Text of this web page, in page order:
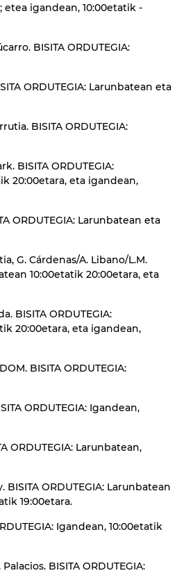
etea igandean, 10:00etatik -
BISITA ORDUTEGIA:
ORDUTEGIA: Larunbatean eta
BISITA ORDUTEGIA:
BISITA ORDUTEGIA:
20:00etara, eta igandean,
ORDUTEGIA: Larunbatean eta
G. Cárdenas/A. Libano/L.M.
10:00etatik 20:00etara, eta
BISITA ORDUTEGIA:
20:00etara, eta igandean,
BISITA ORDUTEGIA:
ORDUTEGIA: Igandean,
ORDUTEGIA: Larunbatean,
BISITA ORDUTEGIA: Larunbatean
19:00etara.
Igandean, 10:00etatik
BISITA ORDUTEGIA: